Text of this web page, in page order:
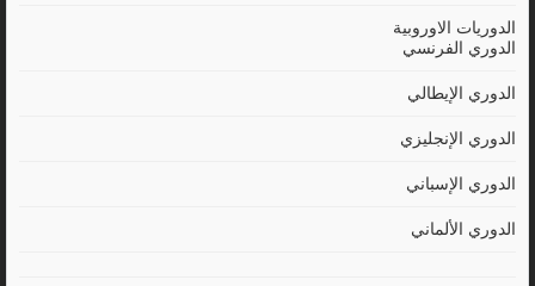
الدوريات الاوروبية
الدوري الفرنسي
الدوري الإيطالي
الدوري الإنجليزي
الدوري الإسباني
الدوري الألماني